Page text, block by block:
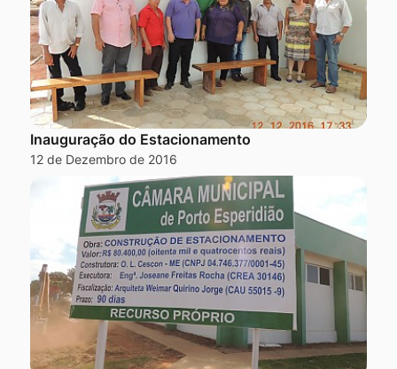
Inauguração do Estacionamento
12 de Dezembro de 2016